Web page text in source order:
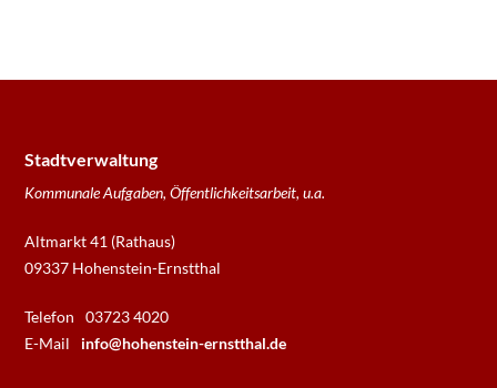
Stadtverwaltung
Kommunale Aufgaben, Öffentlichkeitsarbeit, u.a.
Altmarkt 41 (Rathaus)
09337 Hohenstein-Ernstthal
Telefon
03723 4020
E-Mail
info@hohenstein-ernstthal.de